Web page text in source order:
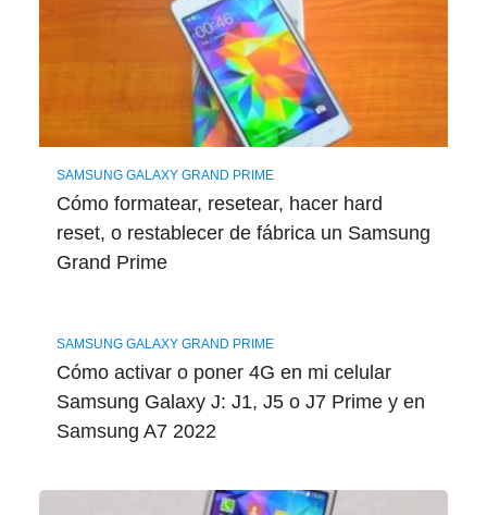
SAMSUNG GALAXY GRAND PRIME
Cómo formatear, resetear, hacer hard
reset, o restablecer de fábrica un Samsung
Grand Prime
SAMSUNG GALAXY GRAND PRIME
Cómo activar o poner 4G en mi celular
Samsung Galaxy J: J1, J5 o J7 Prime y en
Samsung A7 2022